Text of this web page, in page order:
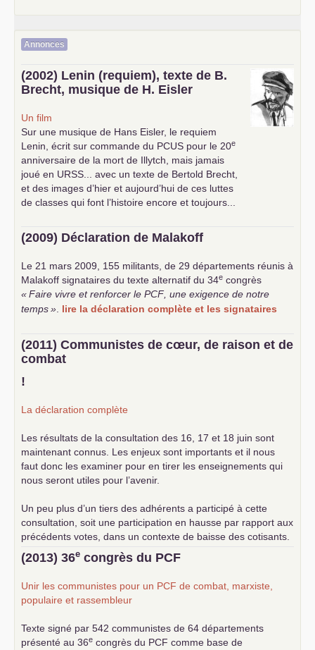
Annonces
(2002) Lenin (requiem), texte de B.
Brecht, musique de H. Eisler
Un film
Sur une musique de Hans Eisler, le requiem
Lenin, écrit sur commande du PCUS pour le 20e
anniversaire de la mort de Illytch, mais jamais
joué en URSS ... avec un texte de Bertold Brecht,
et des images d’hier et aujourd’hui de ces luttes
de classes qui font l’histoire encore et toujours...
(2009) Déclaration de Malakoff
Le 21 mars 2009, 155 militants, de 29 départements réunis à
Malakoff signataires du texte alternatif du 34e congrès
«Faire vivre et renforcer le PCF , une exigence de notre
temps» lire la déclaration complète et les signataires
(2011) Communistes de cœur, de raison et de
combat
!
La déclaration complète
Les résultats de la consultation des 16, 17 et 18 juin sont
maintenant connus. Les enjeux sont importants et il nous
faut donc les examiner pour en tirer les enseignements qui
nous seront utiles pour l’avenir.
Un peu plus d’un tiers des adhérents a participé à cette
consultation, soit une participation en hausse par rapport aux
précédents votes, dans un contexte de baisse des cotisants.
... lire la suite
(2013) 36e congrès du PCF
Unir les communistes pour un PCF de combat, marxiste,
populaire et rassembleur
Texte signé par 542 communistes de 64 départements
présenté au 36e congrès du PCF comme base de